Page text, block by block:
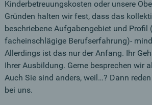
Kinderbetreuungskosten oder unsere
Gründen halten wir fest, dass das
beschriebene Aufgabengebiet und
facheinschlägige Berufserfahrung)-
Allerdings ist das nur der Anfang. Ihr
Ihrer Ausbildung. Gerne besprechen wir
Auch Sie sind anders, weil…? Dann
bei uns.